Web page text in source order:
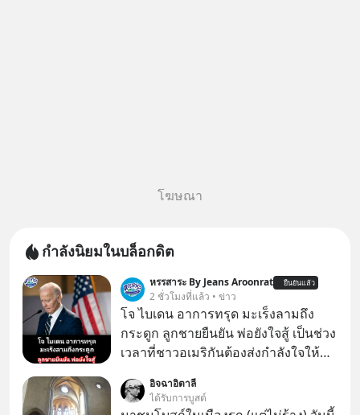
โฆษณา
กำลังนิยมในบล็อกดิต
หรรสาระ By Jeans Aroonrat ยืนยันแล้ว
2 ชั่วโมงที่แล้ว • ข่าว
โจ ไบเดน อาการทรุด มะเร็งลามถึง
กระดูก ลูกชายยืนยัน พ่อยังใจสู้ เป็นช่วง
เวลาที่ชาวอเมริกันต้องส่งกำลังใจให้กับ
ตอนนี้กำลังต่อสู้กับโรคมะเร็งอย่างหนัก
ล่าสุด ฮันเตอร์ ไบเดน ลูกชายได้ออกมา
อิจฉาอิตาลี
ได้รับการบูสต์